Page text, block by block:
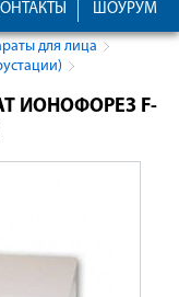
ШОУРУМ
для лица
ИОНОФОРЕЗ F-